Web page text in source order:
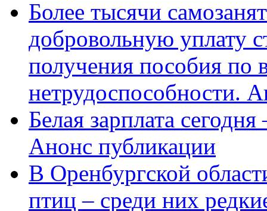
Более тысячи
добровольную уплату
получения пособия по
нетрудоспособности.
Белая зарплата
Анонс публикации
В Оренбургской
птиц – среди них